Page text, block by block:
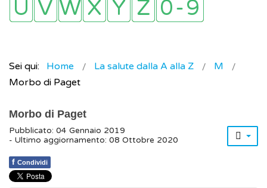
Sei qui: Home La salute dalla A alla Z
M
Morbo di Paget
Morbo di Paget
Pubblicato: 04 Gennaio 2019
- Ultimo aggiornamento: 08 Ottobre 2020
f Condividi